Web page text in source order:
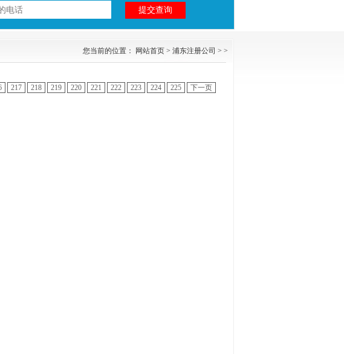
您当前的位置： 网站首页 > 浦东注册公司 > >
217 218 219 220 221 222 223 224 225 下一页